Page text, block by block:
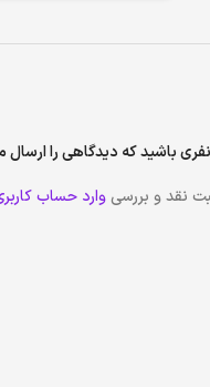
باشید که دیدگاهی را ارسال می کنید
نقد و بررسی وارد حساب